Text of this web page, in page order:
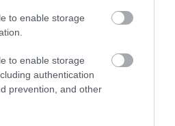
to enable storage
to enable storage
authentication
prevention, and other
Jelentés
kellemes környezet,
kiszolgálás,